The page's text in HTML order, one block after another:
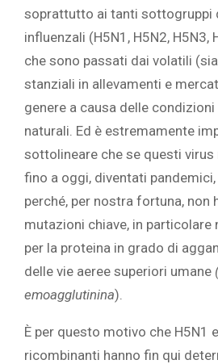
soprattutto ai tanti sottogruppi
influenzali (H5N1, H5N2, H5N3,
che sono passati dai volatili
stanziali in allevamenti e
genere a causa delle condizioni
naturali. Ed è estremamente
sottolineare che se questi virus
fino a oggi, diventati
perché, per nostra fortuna, non
mutazioni chiave, in particolare
per la proteina in grado di
delle vie aeree superiori umane
emoagglutinina).
È per questo motivo che H5N1
ricombinanti hanno fin qui